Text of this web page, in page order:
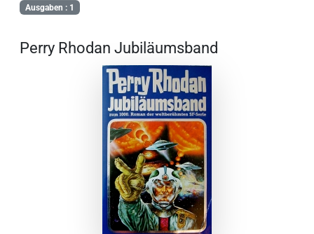
Ausgaben : 1
Perry Rhodan Jubiläumsband